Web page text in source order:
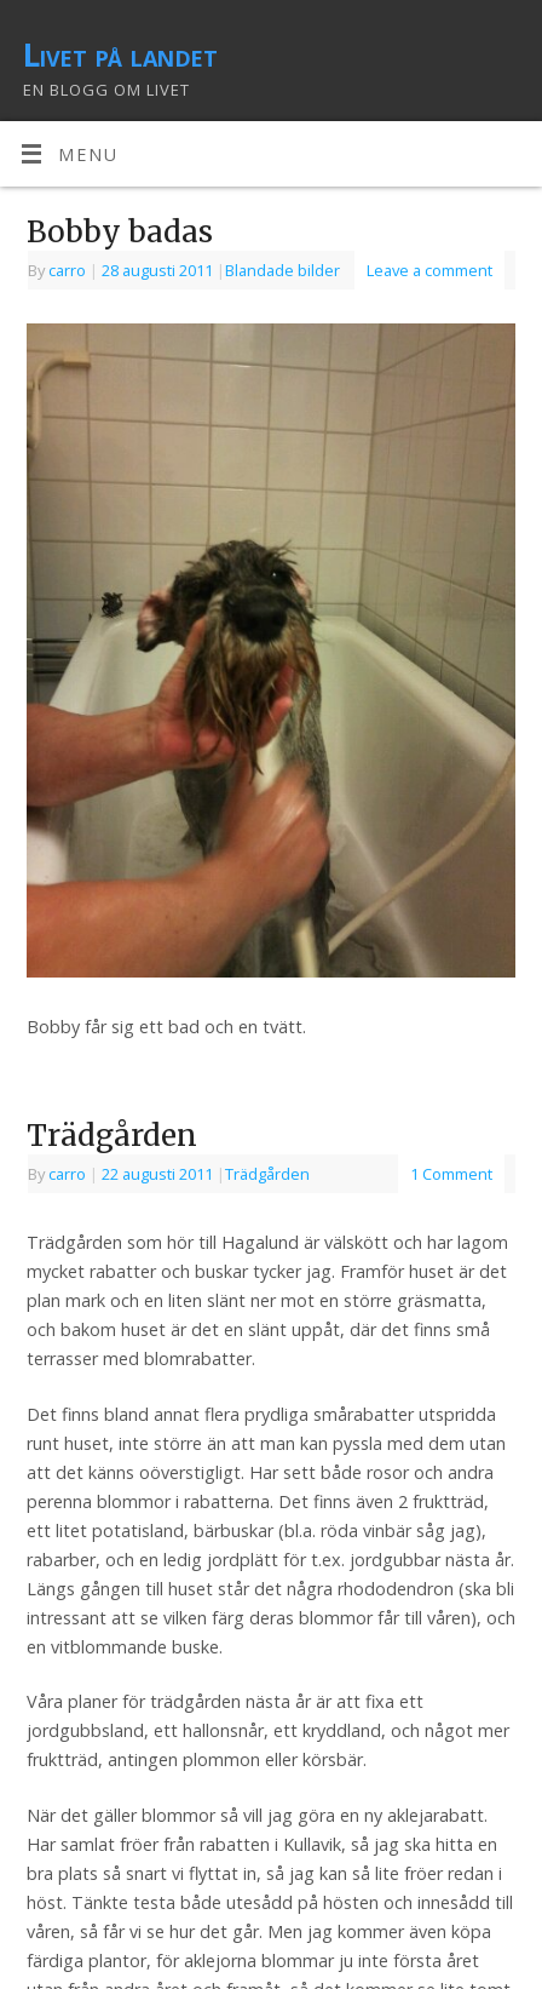
Livet på landet
EN BLOGG OM LIVET
MENU
Bobby badas
Bycarro | 28 augusti 2011 |Blandade bilder Leave a comment
Bobby får sig ett bad och en tvätt.
Trädgården
Bycarro | 22 augusti 2011 |Trädgården 1 Comment
Trädgården som hör till Hagalund är välskött och har lagom
mycket rabatter och buskar tycker jag. Framför huset är det
plan mark och en liten slänt ner mot en större gräsmatta,
och bakom huset är det en slänt uppåt, där det finns små
terrasser med blomrabatter.
Det finns bland annat flera prydliga smårabatter utspridda
runt huset, inte större än att man kan pyssla med dem utan
att det känns oöverstigligt. Har sett både rosor och andra
perenna blommor i rabatterna. Det finns även 2 fruktträd,
ett litet potatisland, bärbuskar (bl.a. röda vinbär såg jag),
rabarber, och en ledig jordplätt för t.ex. jordgubbar nästa år.
Längs gången till huset står det några rhododendron (ska bli
intressant att se vilken färg deras blommor får till våren), och
en vitblommande buske.
Våra planer för trädgården nästa år är att fixa ett
jordgubbsland, ett hallonsnår, ett kryddland, och något mer
fruktträd, antingen plommon eller körsbär.
När det gäller blommor så vill jag göra en ny aklejarabatt.
Har samlat fröer från rabatten i Kullavik, så jag ska hitta en
bra plats så snart vi flyttat in, så jag kan så lite fröer redan i
höst. Tänkte testa både utesådd på hösten och innesådd till
våren, så får vi se hur det går. Men jag kommer även köpa
färdiga plantor, för aklejorna blommar ju inte första året